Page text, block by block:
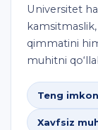
Universitet
qimmatini
muhitni
Teng
Xavfsiz